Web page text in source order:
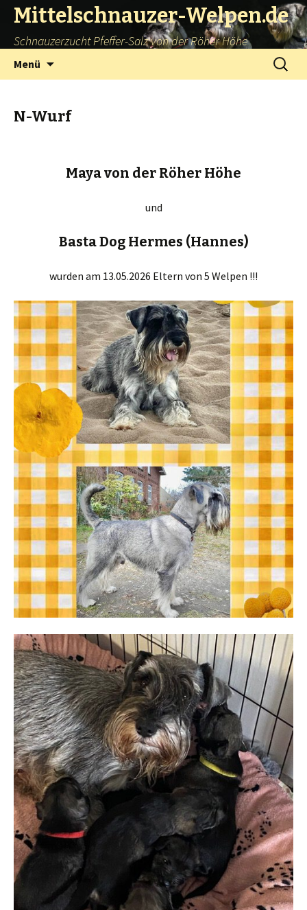
Mittelschnauzer-Welpen.de
Schnauzerzucht Pfeffer-Salz von der Röher Höhe
Menü
Suchen
nach:
N-Wurf
Maya von der Röher Höhe
und
Basta Dog Hermes (Hannes)
wurden am 13.05.2026 Eltern von 5 Welpen !!!